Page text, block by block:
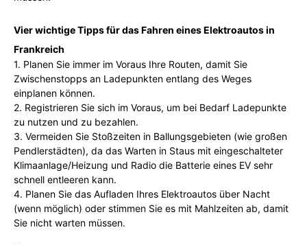
Vier wichtige Tipps für das Fahren eines Elektroautos in
Frankreich
1. Planen Sie immer im Voraus Ihre Routen, damit Sie
Zwischenstopps an Ladepunkten entlang des Weges
einplanen können.
2. Registrieren Sie sich im Voraus, um bei Bedarf Ladepunkte
zu nutzen und zu bezahlen.
3. Vermeiden Sie Stoßzeiten in Ballungsgebieten (wie großen
Pendlerstädten), da das Warten in Staus mit eingeschalteter
Klimaanlage/Heizung und Radio die Batterie eines EV sehr
schnell entleeren kann.
4. Planen Sie das Aufladen Ihres Elektroautos über Nacht
(wenn möglich) oder stimmen Sie es mit Mahlzeiten ab, damit
Sie nicht warten müssen.